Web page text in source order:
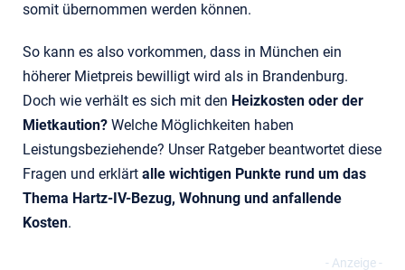
somit übernommen werden können.
So kann es also vorkommen, dass in München ein
höherer Mietpreis bewilligt wird als in Brandenburg.
Doch wie verhält es sich mit den Heizkosten oder der
Mietkaution? Welche Möglichkeiten haben
Leistungsbeziehende? Unser Ratgeber beantwortet diese
Fragen und erklärt alle wichtigen Punkte rund um das
Thema Hartz-IV-Bezug, Wohnung und anfallende
Kosten.